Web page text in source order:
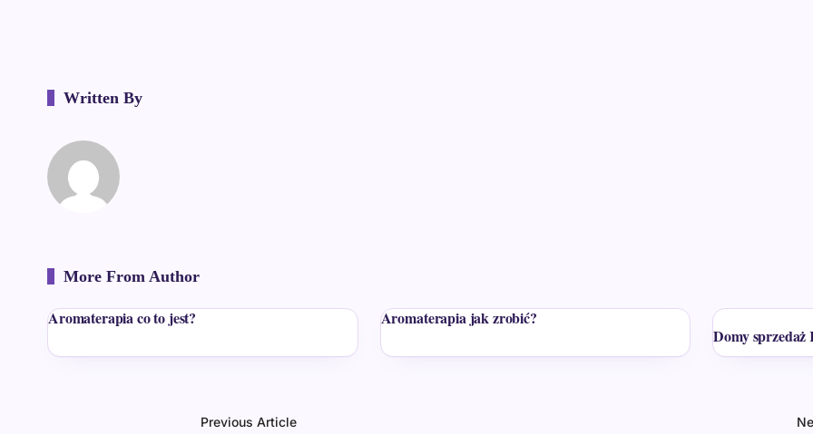
Written By
More From Author
Aromaterapia co to jest?
Aromaterapia jak zrobić?
Domy sprzedaż
Previous Article